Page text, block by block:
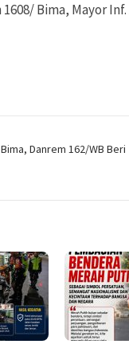
Bima, Mayor
Danrem 162/WB Beri